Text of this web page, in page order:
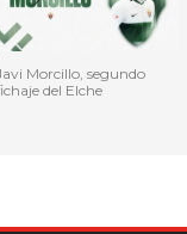
Morcillo, segundo
del Elche